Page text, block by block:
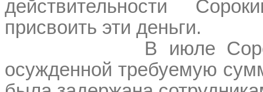
действительности
присвоить эти деньги.
В июле
осужденной требуемую